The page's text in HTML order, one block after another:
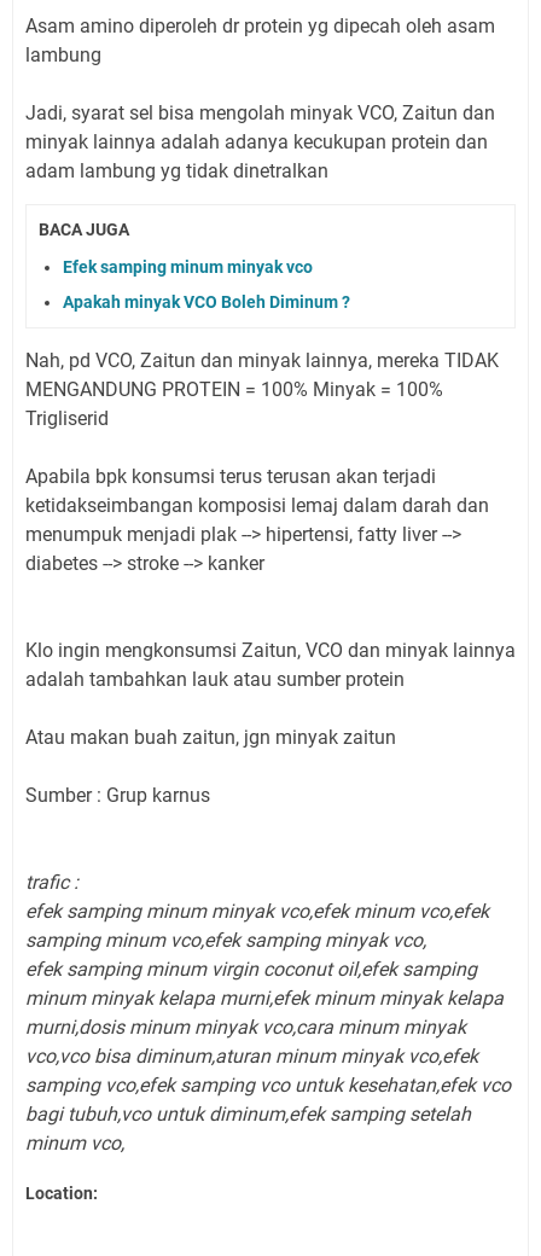
Asam amino diperoleh dr protein yg dipecah oleh asam
lambung
Jadi, syarat sel bisa mengolah minyak VCO, Zaitun dan
minyak lainnya adalah adanya kecukupan protein dan
adam lambung yg tidak dinetralkan
BACA JUGA
Efek samping minum minyak vco
Apakah minyak VCO Boleh Diminum ?
Nah, pd VCO, Zaitun dan minyak lainnya, mereka TIDAK
MENGANDUNG PROTEIN = 100% Minyak = 100%
Trigliserid
Apabila bpk konsumsi terus terusan akan terjadi
ketidakseimbangan komposisi lemaj dalam darah dan
menumpuk menjadi plak --> hipertensi, fatty liver -->
diabetes --> stroke --> kanker
Klo ingin mengkonsumsi Zaitun, VCO dan minyak lainnya
adalah tambahkan lauk atau sumber protein
Atau makan buah zaitun, jgn minyak zaitun
Sumber : Grup karnus
trafic :
efek samping minum minyak vco,efek minum vco,efek
samping minum vco,efek samping minyak vco,
efek samping minum virgin coconut oil,efek samping
minum minyak kelapa murni,efek minum minyak kelapa
murni,dosis minum minyak vco,cara minum minyak
vco,vco bisa diminum,aturan minum minyak vco,efek
samping vco,efek samping vco untuk kesehatan,efek vco
bagi tubuh,vco untuk diminum,efek samping setelah
minum vco,
Location: